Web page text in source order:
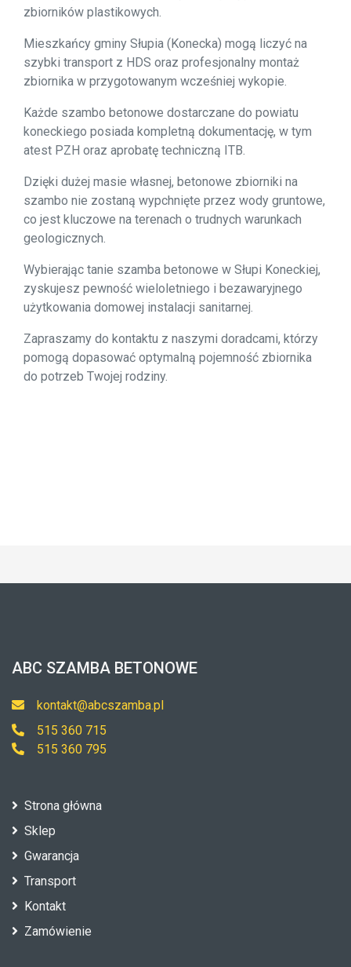
zbiorników plastikowych.
Mieszkańcy gminy Słupia (Konecka) mogą liczyć na
szybki transport z HDS oraz profesjonalny montaż
zbiornika w przygotowanym wcześniej wykopie.
Każde szambo betonowe dostarczane do powiatu
koneckiego posiada kompletną dokumentację, w tym
atest PZH oraz aprobatę techniczną ITB.
Dzięki dużej masie własnej, betonowe zbiorniki na
szambo nie zostaną wypchnięte przez wody gruntowe,
co jest kluczowe na terenach o trudnych warunkach
geologicznych.
Wybierając tanie szamba betonowe w Słupi Koneckiej,
zyskujesz pewność wieloletniego i bezawaryjnego
użytkowania domowej instalacji sanitarnej.
Zapraszamy do kontaktu z naszymi doradcami, którzy
pomogą dopasować optymalną pojemność zbiornika
do potrzeb Twojej rodziny.
ABC SZAMBA BETONOWE
kontakt@abcszamba.pl
515 360 715
515 360 795
Strona główna
Sklep
Gwarancja
Transport
Kontakt
Zamówienie